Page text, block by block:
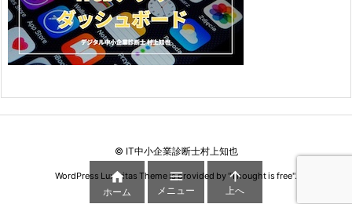
© IT中小企業診断士村上知也
WordPress Luxeritas Theme is provided by "Thought is free".

ホーム

メニュー

上へ